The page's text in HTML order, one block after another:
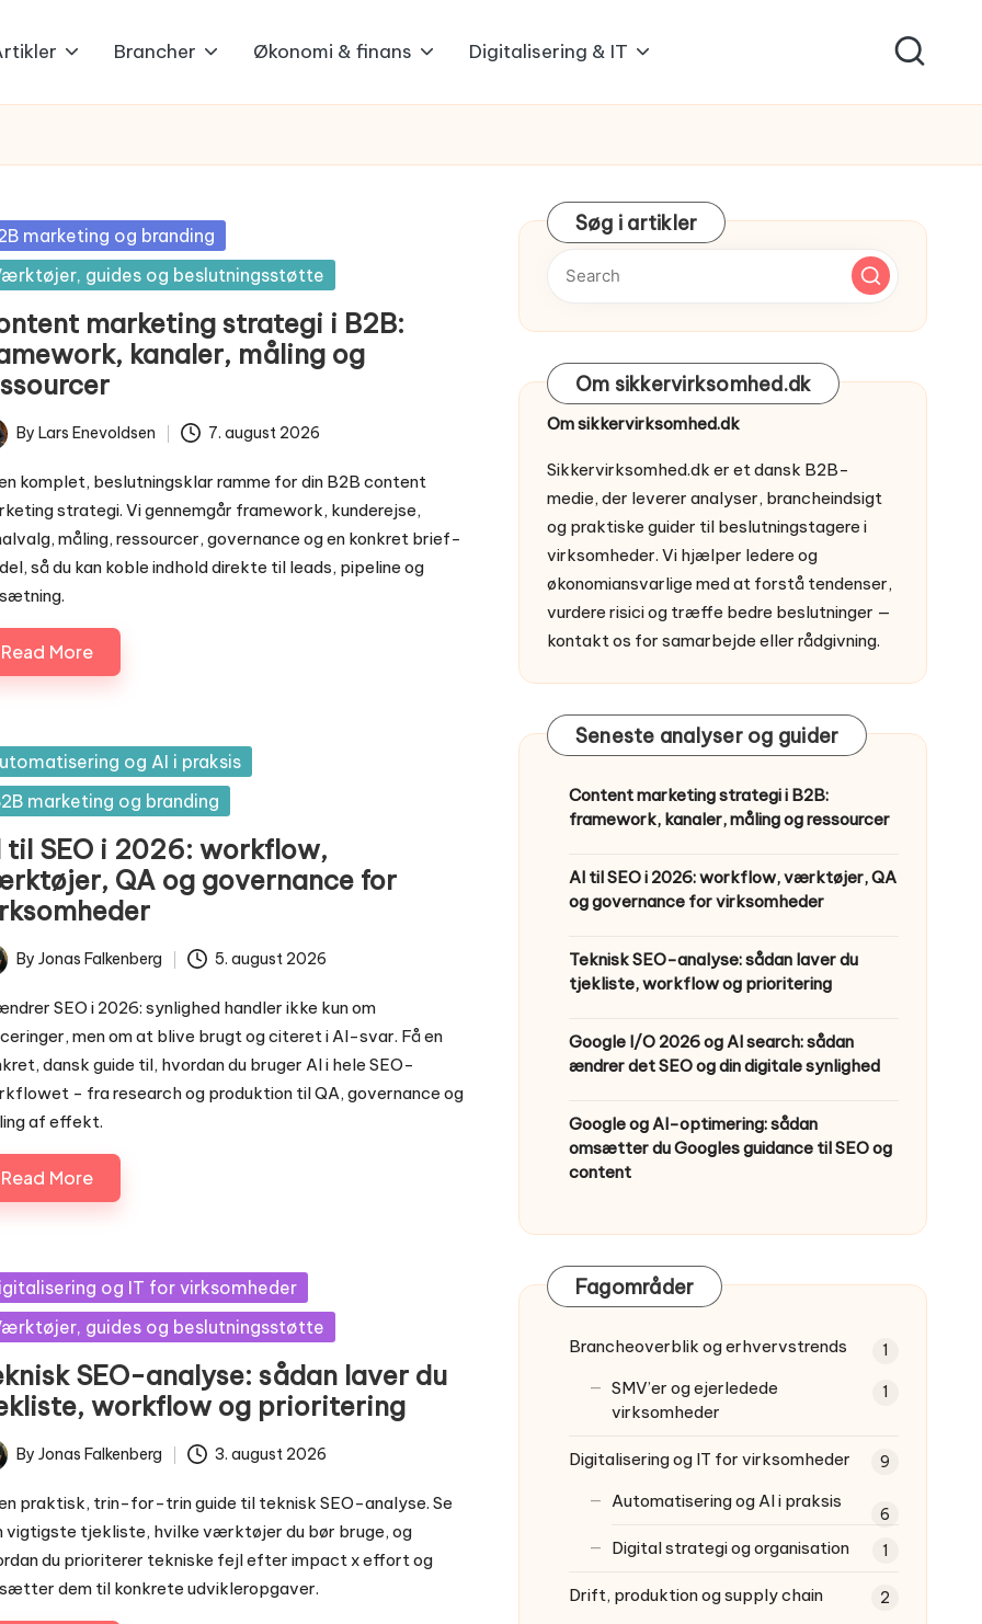
Brancher Økonomi & finans Digitalisering & IT
marketing og branding
guides og beslutningsstøtte
marketing strategi i B2B:
kanaler, måling og
By Lars Enevoldsen 7. august 2026
komplet, beslutningsklar ramme for din B2B content
strategi. Vi gennemgår framework, kunderejse,
måling, ressourcer, governance og en konkret brief-
så du kan koble indhold direkte til leads, pipeline og
Read More
og AI i praksis
marketing og branding
til SEO i 2026: workflow,
QA og governance for
By Jonas Falkenberg 5. august 2026
SEO i 2026: synlighed handler ikke kun om
men om at blive brugt og citeret i AI-svar. Få en
dansk guide til, hvordan du bruger AI i hele SEO-
- fra research og produktion til QA, governance og
af effekt.
Read More
og IT for virksomheder
guides og beslutningsstøtte
SEO-analyse: sådan laver du
workflow og prioritering
By Jonas Falkenberg 3. august 2026
praktisk, trin-for-trin guide til teknisk SEO-analyse. Se
vigtigste tjekliste, hvilke værktøjer du bør bruge, og
du prioriterer tekniske fejl efter impact x effort og
dem til konkrete udvikleropgaver.
Søg i artikler
Om sikkervirksomhed.dk
Om sikkervirksomhed.dk
Sikkervirksomhed.dk er et dansk B2B-
medie, der leverer analyser, brancheindsigt
og praktiske guider til beslutningstagere i
virksomheder. Vi hjælper ledere og
økonomiansvarlige med at forstå tendenser,
vurdere risici og træffe bedre beslutninger —
kontakt os for samarbejde eller rådgivning.
Seneste analyser og guider
Content marketing strategi i B2B:
framework, kanaler, måling og ressourcer
AI til SEO i 2026: workflow, værktøjer, QA
og governance for virksomheder
Teknisk SEO-analyse: sådan laver du
tjekliste, workflow og prioritering
Google I/O 2026 og AI search: sådan
ændrer det SEO og din digitale synlighed
Google og AI-optimering: sådan
omsætter du Googles guidance til SEO og
content
Fagområder
Brancheoverblik og erhvervstrends 1
SMV’er og ejerledede
virksomheder
1
Digitalisering og IT for virksomheder 9
Automatisering og AI i praksis
6
Digital strategi og organisation 1
Drift, produktion og supply chain 2